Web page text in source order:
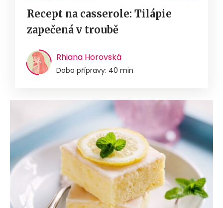
Recept na casserole: Tilápie
zapečená v troubě
Rhiana Horovská
Doba přípravy: 40 min